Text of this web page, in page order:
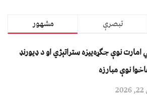
مشهور تبصرې
امارت نوې جګړه‌ییزه ستراتېژي او د ډیورنډ
نوې مبارزه